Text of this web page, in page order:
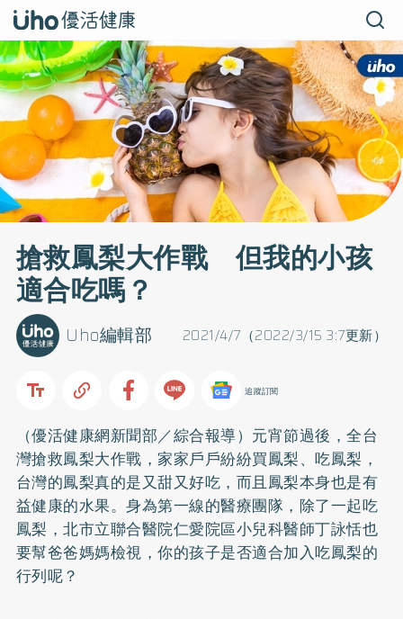
搶救鳳梨大作戰 但我的小孩
適合吃嗎？
2021/4/7（2022/3/15 3:7更新）
Uho編輯部
追蹤訂閱
（優活健康網新聞部／綜合報導）元宵節過後，全台
灣搶救鳳梨大作戰，家家戶戶紛紛買鳳梨、吃鳳梨，
台灣的鳳梨真的是又甜又好吃，而且鳳梨本身也是有
益健康的水果。身為第一線的醫療團隊，除了一起吃
鳳梨，北市立聯合醫院仁愛院區小兒科醫師丁詠恬也
要幫爸爸媽媽檢視，你的孩子是否適合加入吃鳳梨的
行列呢？